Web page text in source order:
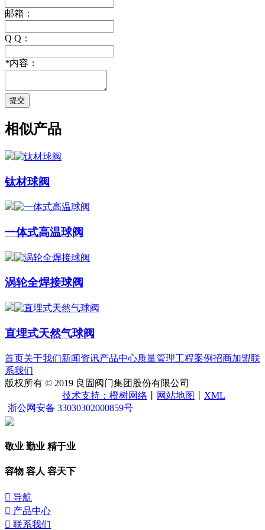
邮箱：
Q Q：
*内容：
提交
相似产品
钛材球阀
一体式高温球阀
涡轮全焊接球阀
直埋式天然气球阀
首页关于我们新闻资讯产品中心质量管理工程案例招商加盟联
系我们
版权所有 © 2019 良固阀门集团股份有限公司
技术支持：橙树网络 网站地图
XML
浙公网安备 33030302000859号
敬业 勤业 精于业
容物 容人 容天下
 导航
 产品中心
 联系我们